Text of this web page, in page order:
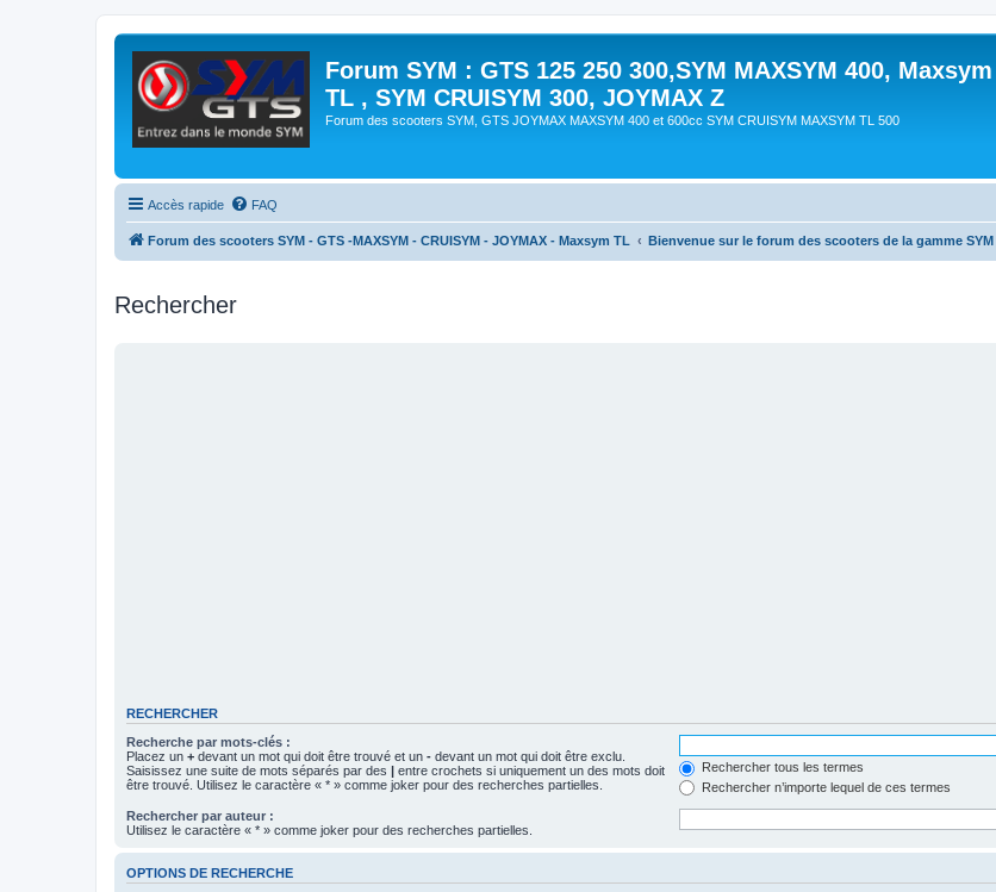
Forum SYM : GTS 125 250 300,SYM MAXSYM 400, Maxsym
TL , SYM CRUISYM 300, JOYMAX Z
Forum des scooters SYM, GTS JOYMAX MAXSYM 400 et 600cc SYM CRUISYM MAXSYM TL 500
Accès rapide FAQ
Forum des scooters SYM - GTS -MAXSYM - CRUISYM - JOYMAX - Maxsym TL Bienvenue sur le forum des scooters de la gamme SYM
Rechercher
RECHERCHER
Recherche par mots-clés :
Placez un + devant un mot qui doit être trouvé et un - devant un mot qui doit être exclu.
Saisissez une suite de mots séparés par des
entre crochets si uniquement un des mots doit
être trouvé. Utilisez le caractère « * » comme joker pour des recherches partielles.
Rechercher tous les termes
Rechercher n’importe lequel de ces termes
Rechercher par auteur :
Utilisez le caractère « * » comme joker pour des recherches partielles.
OPTIONS DE RECHERCHE